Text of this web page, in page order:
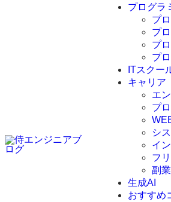
プログラ
プ
プ
プ
プ
ITスクー
キャリア
エ
プ
シ
イ
フ
副業
生成AI
おすすめ